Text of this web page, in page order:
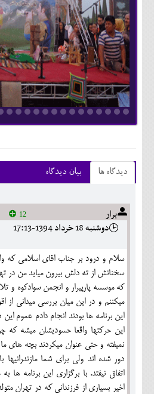
دیدگاه ها بیان دیدگاه
برار 12
دوشنبه 18 خرداد 1394-17:13
سلام و درود بر جناب اقای اسلامی که
سخنانش از ته دلش بیرون میاید من در
که موسسه پارپیرار و انجمن سوادکوه و
میکننم و در این میان بررسی میدانی از
این برنامه ها بودند انجام دادم عموم
این حرکتها واقعا حسودیشان میشه که
نمیفته و حتی عنوان میکردند بچه های
دور شده اند ولی برای شما
اتفاق نیفتد. با برگزاری این برنامه
اخیر بسیاری از فرزندانی که در تهران